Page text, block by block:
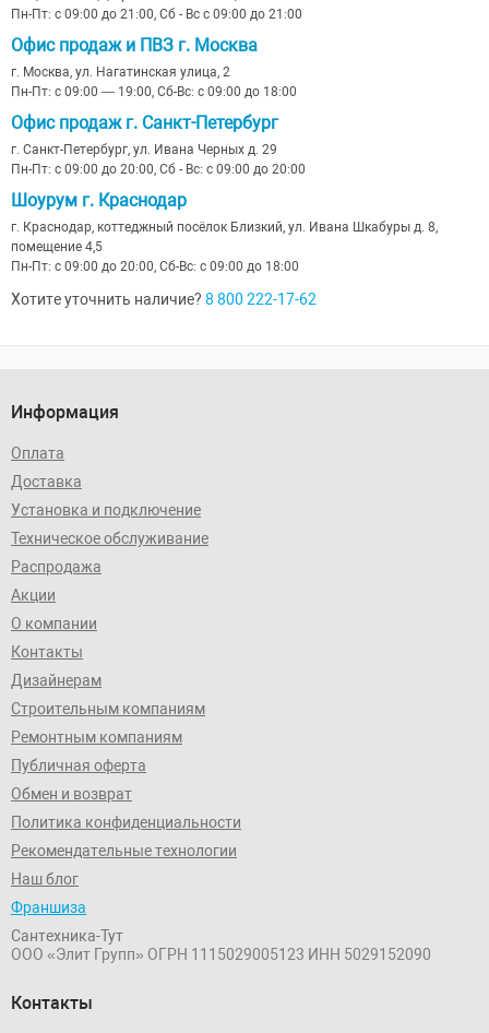
Пн-Пт: с 09:00 до 21:00, Сб - Вс с 09:00 до 21:00
Офис продаж и ПВЗ г. Москва
г. Москва, ул. Нагатинская улица, 2
Пн-Пт: с 09:00 — 19:00, Сб-Вс: с 09:00 до 18:00
Офис продаж г. Санкт-Петербург
г. Санкт-Петербург, ул. Ивана Черных д. 29
Пн-Пт: с 09:00 до 20:00, Сб - Вс: с 09:00 до 20:00
Шоурум г. Краснодар
г. Краснодар, коттеджный посёлок Близкий, ул. Ивана Шкабуры д. 8,
помещение 4,5
Пн-Пт: с 09:00 до 20:00, Сб-Вс: с 09:00 до 18:00
Хотите уточнить наличие? 8 800 222-17-62
Информация
Оплата
Доставка
Установка и подключение
Техническое обслуживание
Распродажа
Акции
О компании
Контакты
Дизайнерам
Строительным компаниям
Ремонтным компаниям
Публичная оферта
Обмен и возврат
Политика конфиденциальности
Рекомендательные технологии
Наш блог
Франшиза
Сантехника-Тут
ООО «Элит Групп» ОГРН 1115029005123 ИНН 5029152090
Контакты